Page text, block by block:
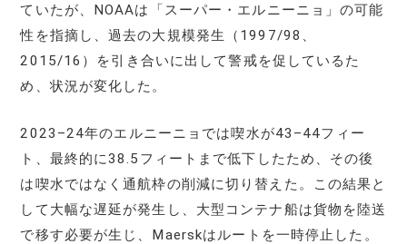
ていたが、NOAAは「スーパー・エルニーニョ」の可能
性を指摘し、過去の大規模発生（1997/98、
2015/16）を引き合いに出して警戒を促しているた
め、状況が変化した。
2023–24年のエルニーニョでは喫水が43–44フィー
ト、最終的に38.5フィートまで低下したため、その後
は喫水ではなく通航枠の削減に切り替えた。この結果と
して大幅な遅延が発生し、大型コンテナ船は貨物を陸送
で移す必要が生じ、Maerskはルートを一時停止した。